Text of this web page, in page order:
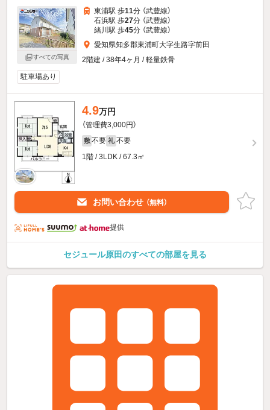
すべての写真
東浦駅 歩11分 （武豊線）
石浜駅 歩27分 （武豊線）
緒川駅 歩45分 （武豊線）
愛知県知多郡東浦町大字生路字前田
2階建 / 38年4ヶ月 / 軽量鉄骨
駐車場あり
4.9万円
（管理費3,000円）
敷 不要 礼 不要
1階 / 3LDK / 67.3㎡
お問い合わせ （無料）
提供
セジュール原田のすべての部屋を見る